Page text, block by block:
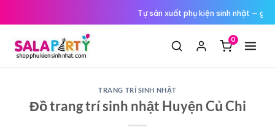
nội
dung
Đổi trả miễn phí nếu hàng lỗi
0
TRANG TRÍ SINH NHẬT
Đồ trang trí sinh nhật Huyện Củ Chi